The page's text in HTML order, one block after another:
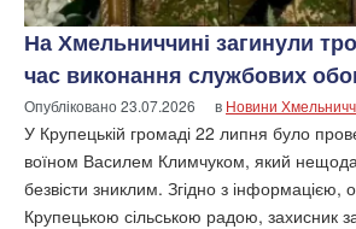
На Хмельниччині загинули
час виконання службових
Опубліковано23.07.2026 в Новини
У Крупецькій громаді 22 липня було
воїном Василем Климчуком, який
безвісти зниклим. Згідно з інформацією,
Крупецькою сільською радою, захисник